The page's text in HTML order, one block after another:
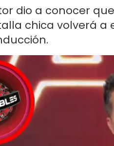
dio a conocer
chica volverá a